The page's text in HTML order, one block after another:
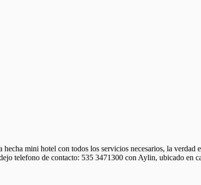
mini hotel con todos los servicios necesarios, la verdad
telefono de contacto: 535 3471300 con Aylin, ubicado en